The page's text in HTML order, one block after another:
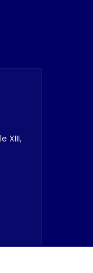
XIII,